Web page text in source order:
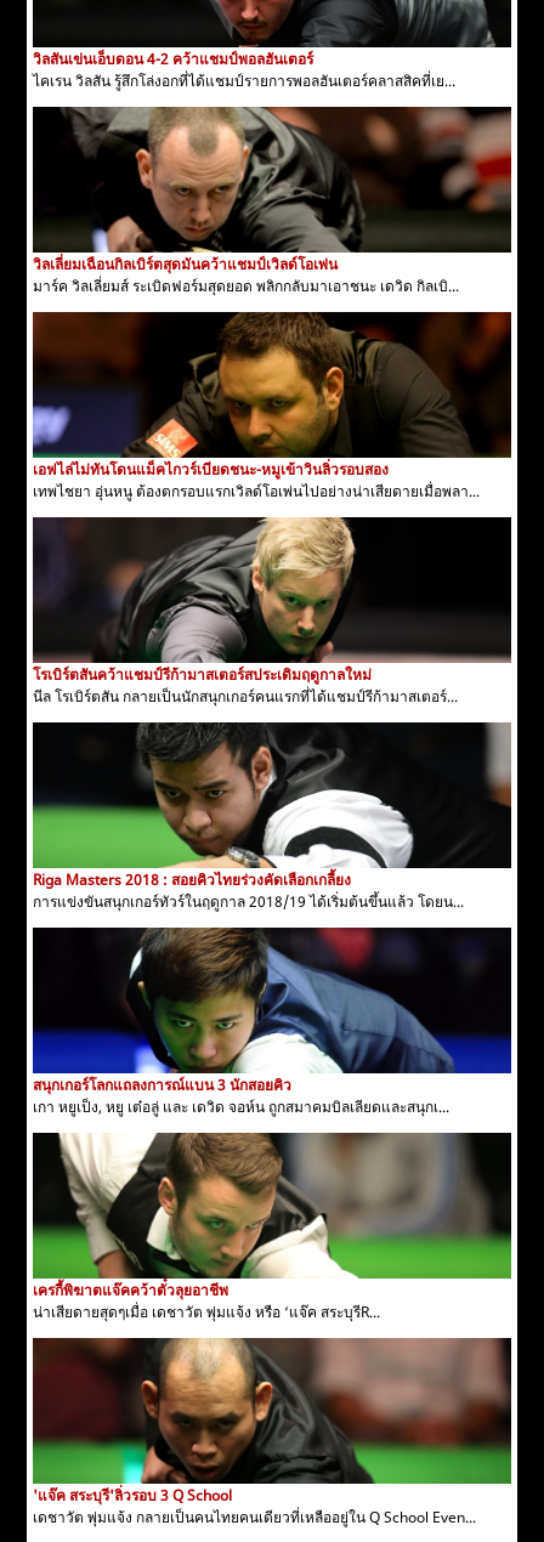
วิลสันเข่นเอ็บดอน 4-2 คว้าแชมป์พอลฮันเตอร์
ไคเรน วิลสัน รู้สึกโล่งอกที่ได้แชมป์รายการพอลฮันเตอร์คลาสสิคที่เย...
วิลเลี่ยมเฉือนกิลเบิร์ตสุดมันคว้าแชมป์เวิลด์โอเพ่น
มาร์ค วิลเลี่ยมส์ ระเบิดฟอร์มสุดยอด พลิกกลับมาเอาชนะ เดวิด กิลเบิ...
เอฟไล่ไม่ทันโดนแม็คไกวร์เบียดชนะ-หมูเข้าวินลิ่วรอบสอง
เทพไชยา อุ่นหนู ต้องตกรอบแรกเวิลด์โอเพ่นไปอย่างน่าเสียดายเมื่อพลา...
โรเบิร์ตสันคว้าแชมป์รีก้ามาสเตอร์สประเดิมฤดูกาลใหม่
นีล โรเบิร์ตสัน กลายเป็นนักสนุกเกอร์คนแรกที่ได้แชมป์รีก้ามาสเตอร์...
Riga Masters 2018 : สอยคิวไทยร่วงคัดเลือกเกลี้ยง
การแข่งขันสนุกเกอร์ทัวร์ในฤดูกาล 2018/19 ได้เริ่มต้นขึ้นแล้ว โดยน...
สนุกเกอร์โลกแถลงการณ์แบน 3 นักสอยคิว
เกา หยูเป็ง, หยู เต๋อลู่ และ เดวิด จอห์น ถูกสมาคมบิลเลียดและสนุกเ...
เครกี้พิฆาตแจ๊คคว้าตั๋วลุยอาชีพ
น่าเสียดายสุดๆเมื่อ เดชาวัต พุ่มแจ้ง หรือ ‘แจ๊ค สระบุรีR...
'แจ๊ค สระบุรี'ลิ่วรอบ 3 Q School
เดชาวัต พุ่มแจ้ง กลายเป็นคนไทยคนเดียวที่เหลืออยู่ใน Q School Even...